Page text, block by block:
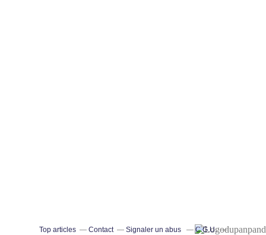
Top articles Contact Signaler un abus
C.G.U.